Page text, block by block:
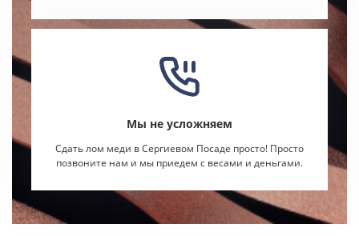
Мы не усложняем
Сдать лом меди в Сергиевом Посаде просто! Просто
позвоните нам и мы приедем с весами и деньгами.